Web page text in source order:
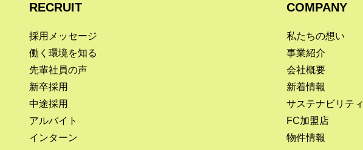
RECRUIT
採用メッセージ
働く環境を知る
先輩社員の声
新卒採用
中途採用
アルバイト
インターン
COMPANY
私たちの想い
事業紹介
会社概要
新着情報
サステナビリティ
FC加盟店
物件情報